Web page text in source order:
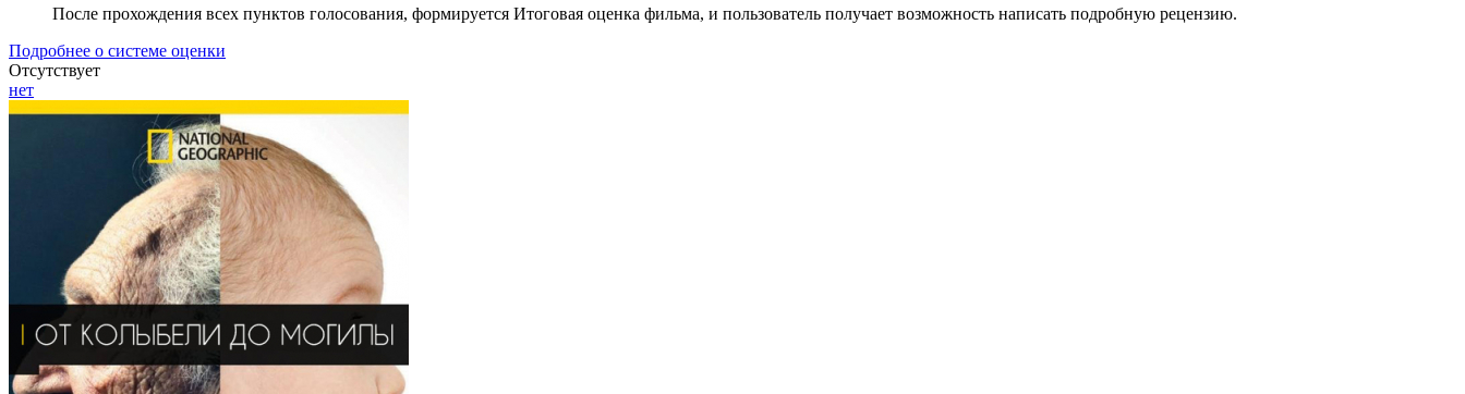
После прохождения всех пунктов голосования, формируется Итоговая оценка фильма, и пользователь получает возможность написать подробную рецензию.
Подробнее о системе оценки
Отсутствует
нет